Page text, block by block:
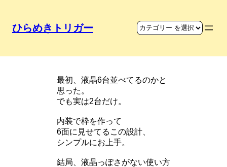
ひらめきトリガー
最初、液晶6台並べてるのかと
思った。
でも実は2台だけ。
内装で枠を作って
6面に見せてるこの設計、
シンプルにお上手。
結局、液晶っぽさがない使い方